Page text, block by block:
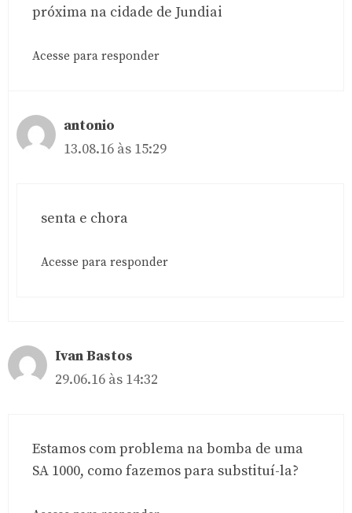
próxima na cidade de Jundiai
Acesse para responder
antonio
13.08.16 às 15:29
senta e chora
Acesse para responder
Ivan Bastos
29.06.16 às 14:32
Estamos com problema na bomba de uma
SA 1000, como fazemos para substituí-la?